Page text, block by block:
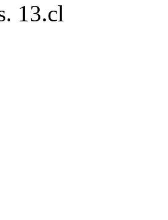
13.cl